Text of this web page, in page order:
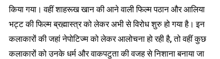
किया गया। वहीं शाहरूख खान की आने वाली फिल्म पठान और आलिया
भट्ट की फिल्म ब्रह्मास्त्र को लेकर अभी से विरोध शुरु हो गया है। इन
कलाकारों की जहां नेपोटिज्म को लेकर आलोचना हो रही है, तो वहीं कुछ
कलाकारों को उनके धर्म और वाकपटुता की वजह से निशाना बनाया जा